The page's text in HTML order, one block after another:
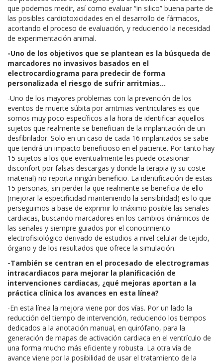
que podemos medir, así como evaluar “in silico” buena parte de
las posibles cardiotoxicidades en el desarrollo de fármacos,
acortando el proceso de evaluación, y reduciendo la necesidad
de experimentación animal.
-Uno de los objetivos que se plantean es la búsqueda de
marcadores no invasivos basados en el
electrocardiograma para predecir de forma
personalizada el riesgo de sufrir arritmias…
-Uno de los mayores problemas con la prevención de los
eventos de muerte súbita por arritmias ventriculares es que
somos muy poco específicos a la hora de identificar aquellos
sujetos que realmente se benefician de la implantación de un
desfibrilador. Solo en un caso de cada 16 implantados se sabe
que tendrá un impacto beneficioso en el paciente. Por tanto hay
15 sujetos a los que eventualmente les puede ocasionar
disconfort por falsas descargas y donde la terapia (y su coste
material) no reporta ningún beneficio. La identificación de estas
15 personas, sin perder la que realmente se beneficia de ello
(mejorar la especificidad manteniendo la sensibilidad) es lo que
perseguimos a base de exprimir lo máximo posible las señales
cardiacas, buscando marcadores en los cambios dinámicos de
las señales y siempre guiados por el conocimiento
electrofisiológico derivado de estudios a nivel celular de tejido,
órgano y de los resultados que ofrece la simulación.
-También se centran en el procesado de electrogramas
intracardiacos para mejorar la planificación de
intervenciones cardiacas, ¿qué mejoras aportan a la
práctica clínica los avances en esta línea?
-En esta línea la mejora viene por dos vías. Por un lado la
reducción del tiempo de intervención, reduciendo los tiempos
dedicados a la anotación manual, en quirófano, para la
generación de mapas de activación cardiaca en el ventrículo de
una forma mucho más eficiente y robusta. La otra vía de
avance viene por la posibilidad de usar el tratamiento de la